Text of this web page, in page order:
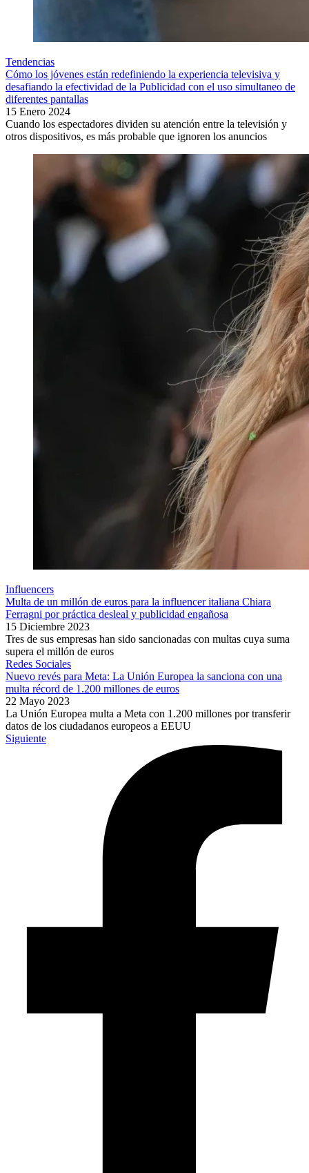
Tendencias
Cómo los jóvenes están redefiniendo la experiencia televisiva y
desafiando la efectividad de la Publicidad con el uso simultaneo de
diferentes pantallas
15 Enero 2024
Cuando los espectadores dividen su atención entre la televisión y
otros dispositivos, es más probable que ignoren los anuncios
Influencers
Multa de un millón de euros para la influencer italiana Chiara
Ferragni por práctica desleal y publicidad engañosa
15 Diciembre 2023
Tres de sus empresas han sido sancionadas con multas cuya suma
supera el millón de euros
Redes Sociales
Nuevo revés para Meta: La Unión Europea la sanciona con una
multa récord de 1.200 millones de euros
22 Mayo 2023
La Unión Europea multa a Meta con 1.200 millones por transferir
datos de los ciudadanos europeos a EEUU
Siguiente